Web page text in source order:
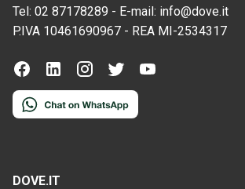
Tel: 02 87178289 - E-mail: info@dove.it
P.IVA 10461690967 - REA MI-2534317
DOVE.IT